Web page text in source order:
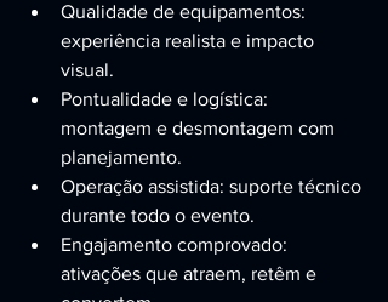
Qualidade de equipamentos:
experiência realista e impacto
visual.
Pontualidade e logística:
montagem e desmontagem com
planejamento.
Operação assistida: suporte técnico
durante todo o evento.
Engajamento comprovado:
ativações que atraem, retêm e